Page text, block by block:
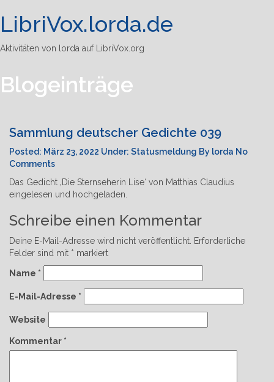
LibriVox.lorda.de
Aktivitäten von lorda auf LibriVox.org
Blogeinträge
Sammlung deutscher Gedichte 039
Posted: März 23, 2022 Under: Statusmeldung By lorda No
Comments
Das Gedicht ‚Die Sternseherin Lise‘ von Matthias Claudius
eingelesen und hochgeladen.
Schreibe einen Kommentar
Deine E-Mail-Adresse wird nicht veröffentlicht. Erforderliche
Felder sind mit * markiert
Name *
E-Mail-Adresse *
Website
Kommentar *